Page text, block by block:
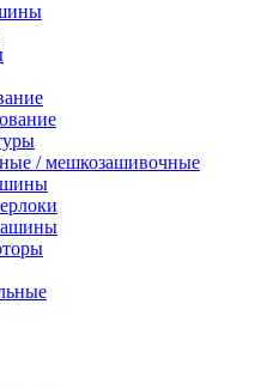
/ мешкозашивочные